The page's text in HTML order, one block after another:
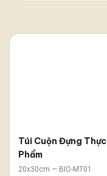
Túi Cuộn Đựng Thực
Phẩm
20x30cm — BIO-MT01